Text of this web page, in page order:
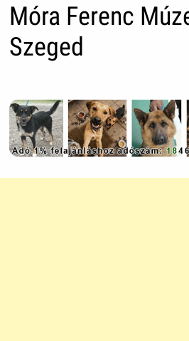
Móra Ferenc
Szeged